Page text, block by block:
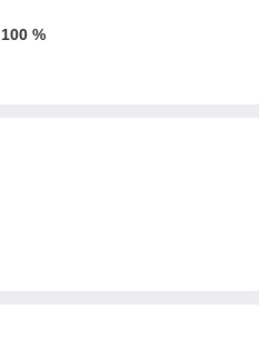
100 %